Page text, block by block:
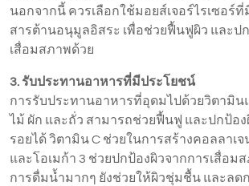
นอกจากนี้ ควรเลือกใช้มอยส์เจอร์ไรเซอร์
สารต้านอนุมูลอิสระ เพื่อช่วยฟื้นฟูผิว และป
เสื่อมสภาพด้วย
3. รับประทานอาหารที่มีประโยชน์
การรับประทานอาหารที่อุดมไปด้วยวิตามิน
ไม้ ผัก และถั่ว สามารถช่วยฟื้นฟู และปกป้อง
รอยได้ วิตามิน C ช่วยในการสร้างคอลลาเ
และโอเมก้า 3 ช่วยปกป้องผิวจากการเสื่อม
การดื่มน้ำมากๆ ยังช่วยให้ผิวชุ่มชื้น และลด